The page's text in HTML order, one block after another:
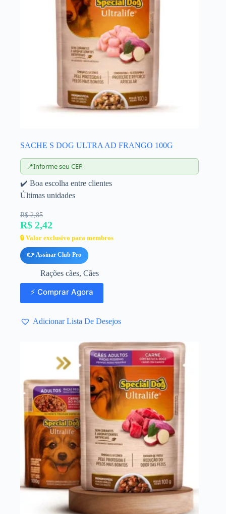
SACHE S DOG ULTRA AD FRANGO 100G
📍Informe seu CEP
✔️ Boa escolha entre clientes
Últimas unidades
R$ 2,85
R$ 2,42
🔒 Valor exclusivo para membros
👉 Assinar Club Pro
Rações cães, Cães
⚡ Comprar Agora
Adicionar Lista De Desejos